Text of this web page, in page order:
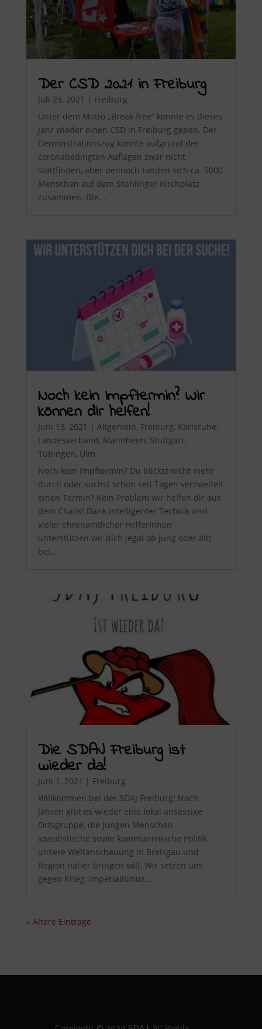
Der CSD 2021 in Freiburg
Juli 23, 2021 | Freiburg
Unter dem Motto „Break free“ konnte es dieses
Jahr wieder einen CSD in Freiburg geben. Der
Demonstrationszug konnte aufgrund der
coronabedingten Auflagen zwar nicht
stattfinden, aber dennoch fanden sich ca. 5000
Menschen auf dem Stühlinger Kirchplatz
zusammen. Die...
Noch kein Impftermin? Wir
können dir helfen!
Juni 13, 2021 | Allgemein, Freiburg, Karlsruhe,
Landesverband, Mannheim, Stuttgart,
Tübingen, Ulm
Noch kein Impftermin? Du blickst nicht mehr
durch oder suchst schon seit Tagen verzweifelt
einen Termin? Kein Problem wir helfen dir aus
dem Chaos! Dank intelligenter Technik und
vieler ehrenamtlicher HelferInnen
unterstützen wir dich (egal ob jung oder alt)
bei...
Die SDAJ Freiburg ist
wieder da!
Juni 1, 2021 | Freiburg
Willkommen bei der SDAJ Freiburg! Nach
Jahren gibt es wieder eine lokal ansässige
Ortsgruppe, die jungen Menschen
sozialistische sowie kommunistische Politik
unsere Weltanschauung in Breisgau und
Region näher bringen will. Wir setzen uns
gegen Krieg, Imperialismus...
« Ältere Einträge